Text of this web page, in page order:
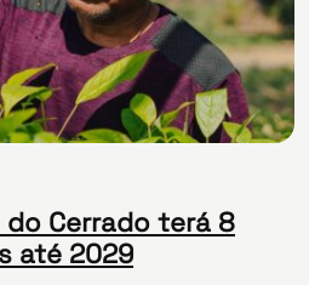
Cerrado terá 8
até 2029